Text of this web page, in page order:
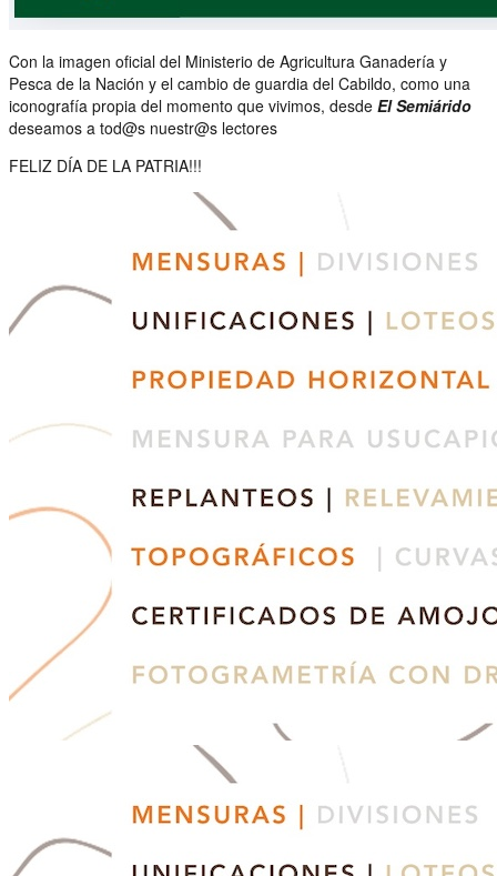
Con la imagen oficial del Ministerio de Agricultura Ganadería y
Pesca de la Nación y el cambio de guardia del Cabildo, como una
iconografía propia del momento que vivimos, desde El Semiárido
deseamos a tod@s nuestr@s lectores
FELIZ DÍA DE LA PATRIA!!!